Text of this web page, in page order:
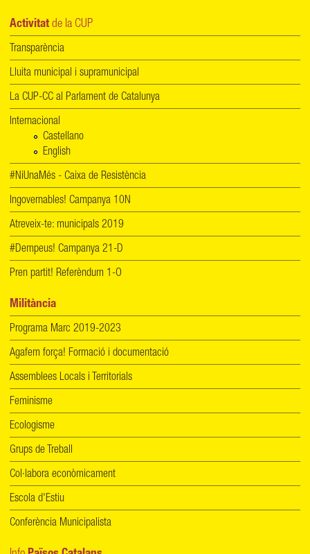
Activitat de la CUP
Transparència
Lluita municipal i supramunicipal
La CUP-CC al Parlament de Catalunya
Internacional
Castellano
English
#NiUnaMés - Caixa de Resistència
Ingovernables! Campanya 10N
Atreveix-te: municipals 2019
#Dempeus! Campanya 21-D
Pren partit! Referèndum 1-O
Militància
Programa Marc 2019-2023
Agafem força! Formació i documentació
Assemblees Locals i Territorials
Feminisme
Ecologisme
Grups de Treball
Col·labora econòmicament
Escola d'Estiu
Conferència Municipalista